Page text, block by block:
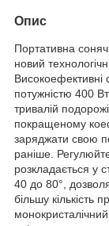
Опис
Портативна
новий
Високоефективні
потужністю 400
тривалій
покращеному
заряджати свою
раніше.
розкладається у
40 до 80°,
більшу кількість